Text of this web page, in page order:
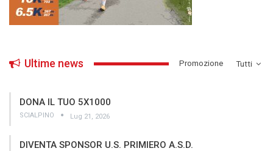
Tutti
Ultime news ­Promozione
DONA IL TUO 5X1000
SCIALPINO Lug 21, 2026
DIVENTA SPONSOR U.S. PRIMIERO A.S.D.